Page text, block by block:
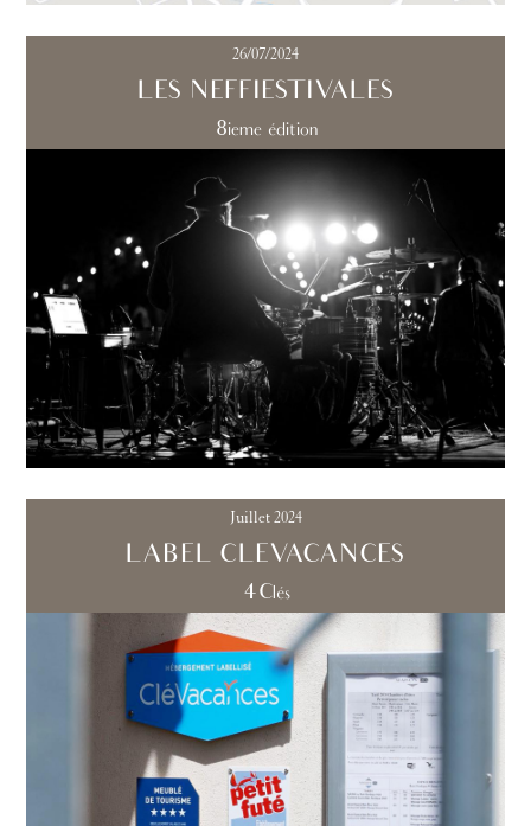
26/07/2024
LES NEFFIESTIVALES
8ieme édition
Juillet 2024
LABEL CLEVACANCES
4 Clés